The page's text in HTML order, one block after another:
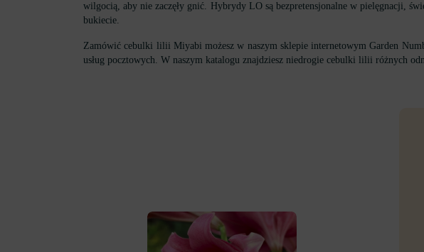
wilgocią, aby nie zaczęły gnić. Hybrydy LO są bezpretensjonalne w pielęgnacji,
bukiecie.
Zamówić cebulki lilii Miyabi możesz w naszym sklepie internetowym Garden
usług pocztowych. W naszym katalogu znajdziesz niedrogie cebulki lilii różnych